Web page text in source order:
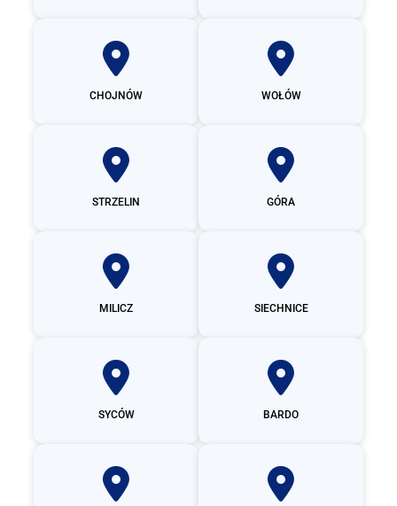
CHOJNÓW WOŁÓW
STRZELIN GÓRA
MILICZ SIECHNICE
SYCÓW BARDO